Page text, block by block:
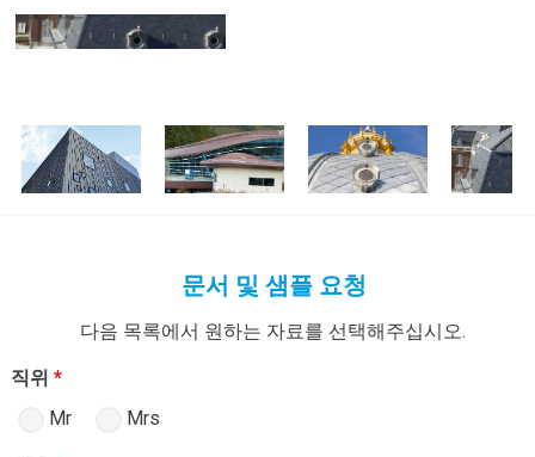
eindresultaat,” besluit Van Lamoen.
문서 및 샘플 요청
다음 목록에서 원하는 자료를 선택해주십시오.
직위 *
Mr
Mrs